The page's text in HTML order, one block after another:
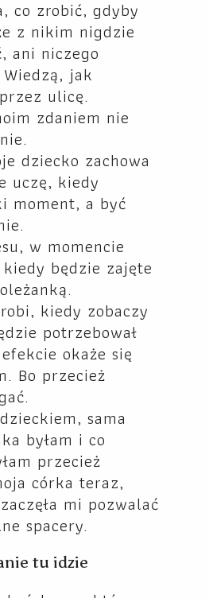
co zrobić, gdyby
z nikim nigdzie
ani niczego
jak
ulicę.
zdaniem nie
dziecko zachowa
uczę, kiedy
moment, a być
w momencie
będzie zajęte
kiedy zobaczy
potrzebował
okaże się
Bo przecież
sama
byłam i co
przecież
córka teraz,
mi pozwalać
spacery.
tu idzie